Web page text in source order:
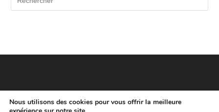
Nous utilisons des cookies pour vous offrir la meilleure